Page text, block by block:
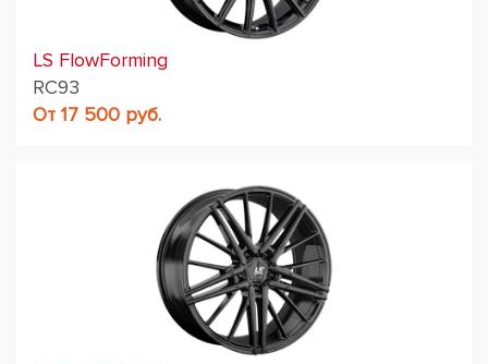
LS FlowForming
RC93
От 17 500 руб.